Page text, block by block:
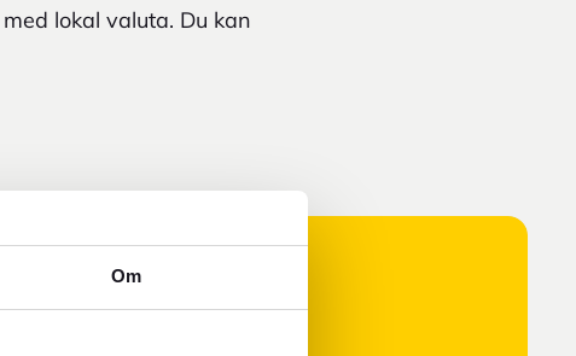
Om
lokal valuta. Du kan